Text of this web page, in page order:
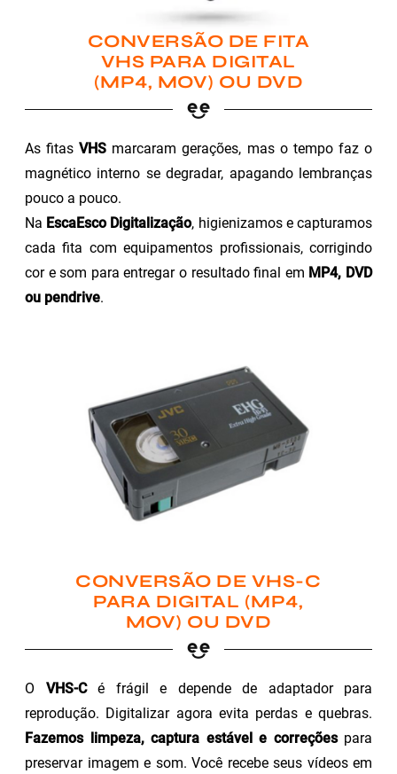
CONVERSÃO DE FITA
VHS PARA DIGITAL
(MP4, MOV) OU DVD
As fitasVHS marcaram gerações, mas o tempo faz o
magnético interno se degradar, apagando lembranças
pouco a pouco.
Na EscaEsco Digitalização, higienizamos e capturamos
cada fita com equipamentos profissionais, corrigindo
cor e som para entregar o resultado final em MP4, DVD
ou pendrive.
CONVERSÃO DE VHS-C
PARA DIGITAL (MP4,
MOV) OU DVD
O VHS-Cé frágil e depende de adaptador para
reprodução. Digitalizar agora evita perdas e quebras.
Fazemos limpeza, captura estável e correçõespara
preservar imagem e som. Você recebe seus vídeos em